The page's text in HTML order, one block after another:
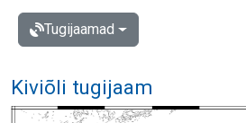
Tugijaamad
Kiviõli tugijaam